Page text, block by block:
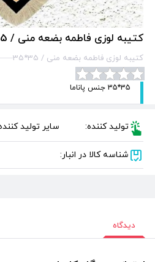
کتیبه لوزی فاطمه بضعه منی / 35*35
کتیبه لوزی فاطمه بضعه منی / 35*35
35*35 جنس پاناما
تولید کننده: سایر تولید
شناسه کالا در انبار:
دیدگاه